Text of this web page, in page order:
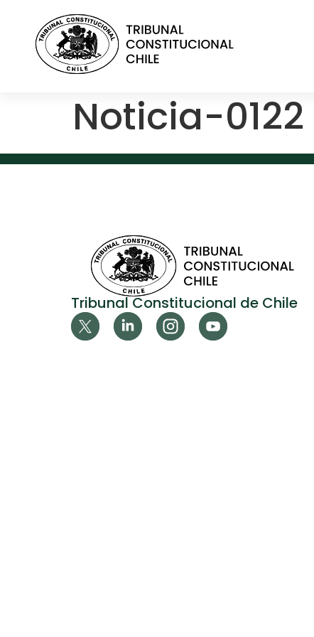
Noticia-0122
Tribunal Constitucional de Chile